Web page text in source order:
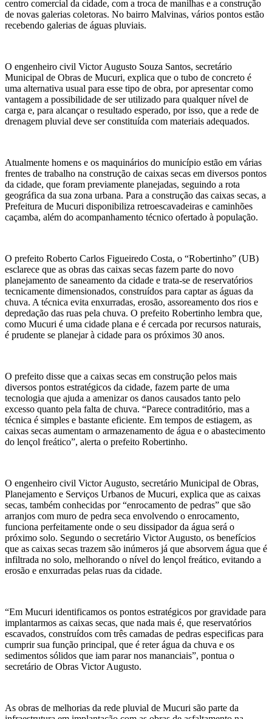
centro comercial da cidade, com a troca de manilhas e a construção
de novas galerias coletoras. No bairro Malvinas, vários pontos estão
recebendo galerias de águas pluviais.
O engenheiro civil Victor Augusto Souza Santos, secretário
Municipal de Obras de Mucuri, explica que o tubo de concreto é
uma alternativa usual para esse tipo de obra, por apresentar como
vantagem a possibilidade de ser utilizado para qualquer nível de
carga e, para alcançar o resultado esperado, por isso, que a rede de
drenagem pluvial deve ser constituída com materiais adequados.
Atualmente homens e os maquinários do município estão em várias
frentes de trabalho na construção de caixas secas em diversos pontos
da cidade, que foram previamente planejadas, seguindo a rota
geográfica da sua zona urbana. Para a construção das caixas secas, a
Prefeitura de Mucuri disponibiliza retroescavadeiras e caminhões
caçamba, além do acompanhamento técnico ofertado à população.
O prefeito Roberto Carlos Figueiredo Costa, o “Robertinho” (UB)
esclarece que as obras das caixas secas fazem parte do novo
planejamento de saneamento da cidade e trata-se de reservatórios
tecnicamente dimensionados, construídos para captar as águas da
chuva. A técnica evita enxurradas, erosão, assoreamento dos rios e
depredação das ruas pela chuva. O prefeito Robertinho lembra que,
como Mucuri é uma cidade plana e é cercada por recursos naturais,
é prudente se planejar à cidade para os próximos 30 anos.
O prefeito disse que a caixas secas em construção pelos mais
diversos pontos estratégicos da cidade, fazem parte de uma
tecnologia que ajuda a amenizar os danos causados tanto pelo
excesso quanto pela falta de chuva. “Parece contraditório, mas a
técnica é simples e bastante eficiente. Em tempos de estiagem, as
caixas secas aumentam o armazenamento de água e o abastecimento
do lençol freático”, alerta o prefeito Robertinho.
O engenheiro civil Victor Augusto, secretário Municipal de Obras,
Planejamento e Serviços Urbanos de Mucuri, explica que as caixas
secas, também conhecidas por “enrocamento de pedras” que são
arranjos com muro de pedra seca envolvendo o enrocamento,
funciona perfeitamente onde o seu dissipador da água será o
próximo solo. Segundo o secretário Victor Augusto, os benefícios
que as caixas secas trazem são inúmeros já que absorvem água que é
infiltrada no solo, melhorando o nível do lençol freático, evitando a
erosão e enxurradas pelas ruas da cidade.
“Em Mucuri identificamos os pontos estratégicos por gravidade para
implantarmos as caixas secas, que nada mais é, que reservatórios
escavados, construídos com três camadas de pedras especificas para
cumprir sua função principal, que é reter água da chuva e os
sedimentos sólidos que iam parar nos mananciais”, pontua o
secretário de Obras Victor Augusto.
As obras de melhorias da rede pluvial de Mucuri são parte da